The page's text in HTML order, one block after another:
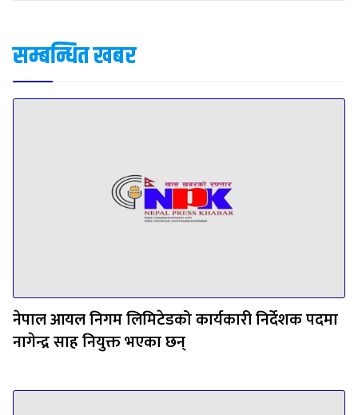
सम्बन्धित खबर
नेपाल आयल निगम लिमिटेडको कार्यकारी निर्देशक पदमा
नागेन्द्र साह नियुक्त भएका छन्